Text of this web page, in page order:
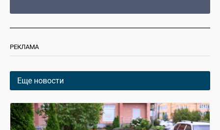
РЕКЛАМА
Еще новости